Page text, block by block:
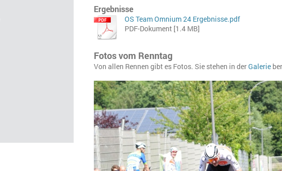
Ergebnisse
OS Team Omnium 24 Ergebnisse.pdf
PDF-Dokument [1.4 MB]
Fotos vom Renntag
Von allen Rennen gibt es Fotos. Sie stehen in derGalerie